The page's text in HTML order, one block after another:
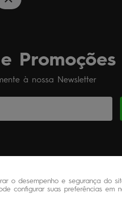
o desempenho e segurança do
configurar suas preferências em
Promoções
à nossa Newsletter